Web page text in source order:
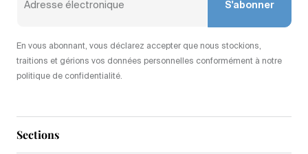
Sections
S'abonner
En vous abonnant, vous déclarez accepter que nous stockions,
traitions et gérions vos données personnelles conformément à notre
politique de confidentialité.